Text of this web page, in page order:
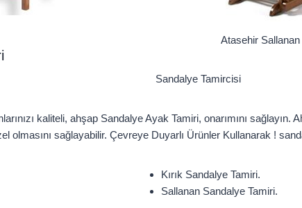
Atasehir
Sandalye Tamircisi
kaliteli, ahşap Sandalye Ayak Tamiri, onarımını
olmasını sağlayabilir. Çevreye Duyarlı Ürünler Kullanarak !
Kırık Sandalye Tamiri.
Sallanan Sandalye Tamiri.